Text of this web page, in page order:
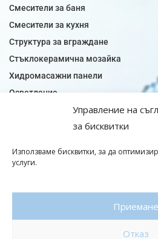
Управление на
за бисквитки
Използваме бисквитки, за да
услуги.
Приемане
Отказ
Смесители за баня
Смесители за кухня
Структура за вграждане
Стъклокерамична мозайка
Хидромасажни панели
Осветление
Огледала за баня
Плочки модели
Подови плочки